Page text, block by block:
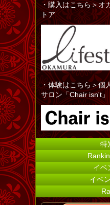
・購入はこちら＞オ
トア
・体験はこちら＞個
サロン「Chair isn't」
特
イベ
イベ